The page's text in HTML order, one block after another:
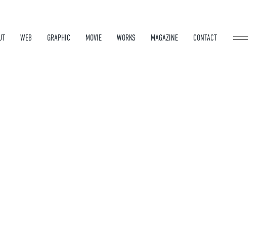
WEB GRAPHIC MOVIE WORKS MAGAZINE CONTACT